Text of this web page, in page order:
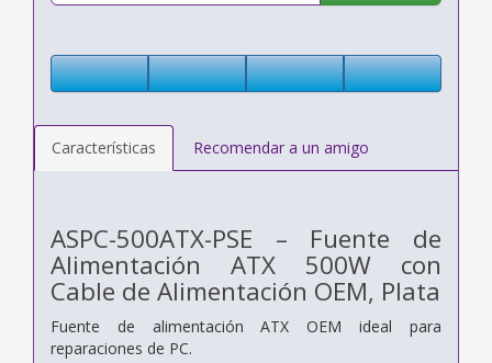
Características Recomendar a un amigo
ASPC-500ATX-PSE – Fuente de
Alimentación ATX 500W con
Cable de Alimentación OEM, Plata
Fuente de alimentación ATX OEM ideal para
reparaciones de PC.